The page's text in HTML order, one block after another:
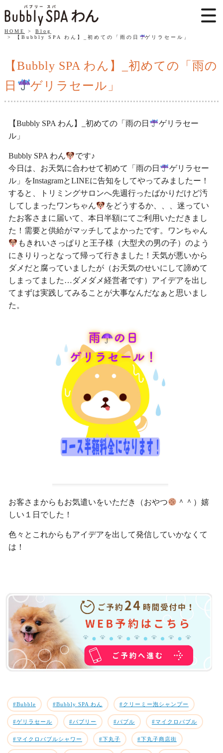
HOME
Blog
【Bubbly SPA わん】_初めての「雨の日
ゲリラセール」
【Bubbly SPA わん】_初めての「雨の
日
ゲリラセール」
【Bubbly SPA わん】_初めての「雨の日
ゲリラセー
ル」
Bubbly SPA わん
です♪
今日は、お天気に合わせて初めて「雨の日
ゲリラセー
ル」をInstagramとLINEに告知をしてやってみましたー！
すると、トリミングサロンへ先週行ったばかりだけど汚
してしまったワンちゃん
をどうするか、、、迷ってい
たお客さまに届いて、本日半額にてご利用いただきまし
た！需要と供給がマッチしてよかったです。ワンちゃん
もきれいさっぱりと王子様（大型犬の男の子）のよう
にきりりっとなって帰って行きました！天気が悪いから
ダメだと腐っていましたが（お天気のせいにして諦めて
しまってました…ダメダメ経営者です）アイデアを出し
てまずは実践してみることが大事なんだなぁと思いまし
た。
お客さまからもお気遣いをいただき（おやつ
＾＾）嬉
しい１日でした！
色々とこれからもアイデアを出して発信していかなくて
は！
#Bubble #Bubbly SPA わん #クリーミー泡シャンプー
#ゲリラセール #バブリー #バブル #マイクロバブル
#マイクロバブルシャワー #下丸子 #下丸子商店街